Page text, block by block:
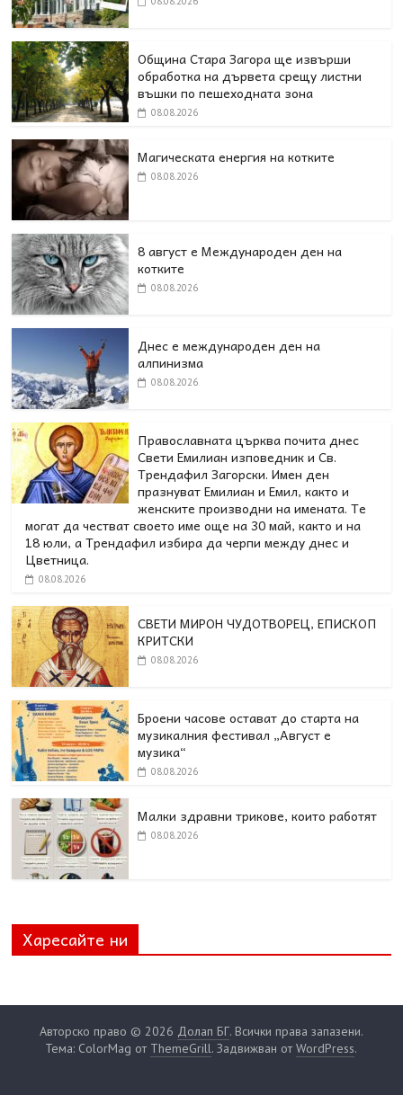
Община Стара Загора ще извърши
обработка на дървета срещу листни
въшки по пешеходната зона
08.08.2026
Магическата енергия на котките
08.08.2026
8 август е Международен ден на
котките
08.08.2026
Днес е международен ден на
алпинизма
08.08.2026
Православната църква почита днес
Свети Емилиан изповедник и Св.
Трендафил Загорски. Имен ден
празнуват Емилиан и Емил, както и
женските производни на имената. Те
могат да честват своето име още на 30 май, както и на
18 юли, а Трендафил избира да черпи между днес и
Цветница.
08.08.2026
СВЕТИ МИРОН ЧУДОТВОРЕЦ, ЕПИСКОП
КРИТСКИ
08.08.2026
Броени часове остават до старта на
музикалния фестивал „Август е
музика“
08.08.2026
Малки здравни трикове, които работят
08.08.2026
Харесайте ни
Авторско право © 2026 Долап БГ. Всички права запазени.
Тема: ColorMag от ThemeGrill. Задвижван отWordPress.